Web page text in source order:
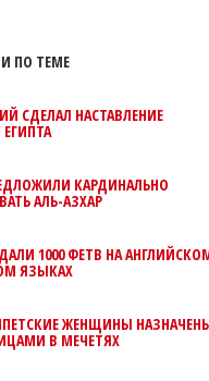
ПО ТЕМЕ
СДЕЛАЛ НАСТАВЛЕНИЕ
КАРДИНАЛЬНО
АЛЬ-АЗХАР
1000 ФЕТВ НА
ЯЗЫКАХ
ЖЕНЩИНЫ
В МЕЧЕТЯХ